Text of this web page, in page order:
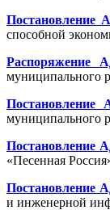
Постановление
способной
Распоряжение
муниципального
Постановление
муниципального
Постановление
«Песенная
Постановление
и инженерной